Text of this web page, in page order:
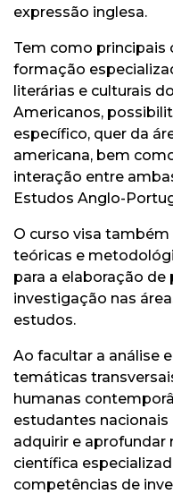
expressão inglesa.
Tem como principais
formação
literárias e culturais
Americanos,
específico, quer da
americana, bem
interação entre
Estudos Anglo-
O curso visa
teóricas e
para a elaboração
investigação nas
estudos.
Ao facultar a análise
temáticas
humanas
estudantes
adquirir e aprofundar
científica
competências de